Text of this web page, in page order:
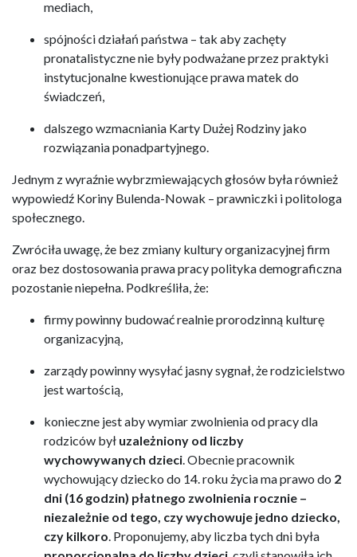
mediach,
spójności działań państwa – tak aby zachęty
pronatalistyczne nie były podważane przez praktyki
instytucjonalne kwestionujące prawa matek do
świadczeń,
dalszego wzmacniania Karty Dużej Rodziny jako
rozwiązania ponadpartyjnego.
Jednym z wyraźnie wybrzmiewających głosów była również
wypowiedź Koriny Bulenda-Nowak – prawniczki i politologa
społecznego.
Zwróciła uwagę, że bez zmiany kultury organizacyjnej firm
oraz bez dostosowania prawa pracy polityka demograficzna
pozostanie niepełna. Podkreśliła, że:
firmy powinny budować realnie prorodzinną kulturę
organizacyjną,
zarządy powinny wysyłać jasny sygnał, że rodzicielstwo
jest wartością,
konieczne jest aby wymiar zwolnienia od pracy dla
rodziców był uzależniony od liczby
wychowywanych dzieci. Obecnie pracownik
wychowujący dziecko do 14. roku życia ma prawo do 2
dni (16 godzin) płatnego zwolnienia rocznie –
niezależnie od tego, czy wychowuje jedno dziecko,
czy kilkoro. Proponujemy, aby liczba tych dni była